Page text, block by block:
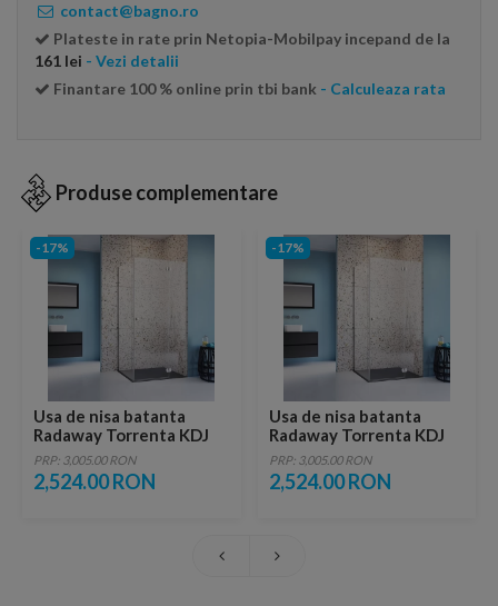
contact@bagno.ro
Plateste in rate prin Netopia-Mobilpay incepand de la
161 lei - Vezi detalii
Finantare 100 % online prin tbi bank - Calculeaza rata
Produse complementare
-17%
Usa de nisa batanta
Radaway Torrenta KDJ
crom lucios 120x195 cm
stanga
PRP: 3,005.00 RON
2,524.00 RON
-17%
Usa de nisa batanta
Radaway Torrenta KDJ
crom lucios 120x195 cm
dreapta
PRP: 3,005.00 RON
2,524.00 RON